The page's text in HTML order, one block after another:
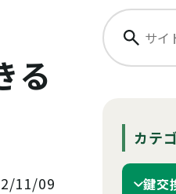
る
11/09
カテ
鍵交